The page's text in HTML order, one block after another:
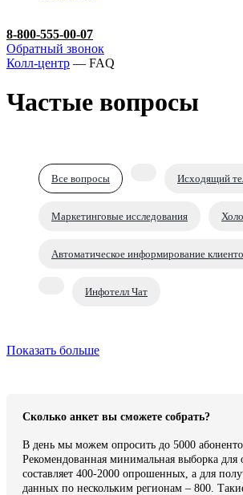
8-800-555-00-07
Обратный звонок
Колл-центр — FAQ
Частые вопросы
Все вопросы Исходящий
Маркетинговые исследования
Автоматическое информирование
Инфотелл Чат
Показать больше
Сколько анкет вы сможете собрать?
В день мы можем опросить до 5000
Рекомендованная минимальная выборка для
составляет 400-2000 опрошенных, а для
данных по нескольким регионам – 800.